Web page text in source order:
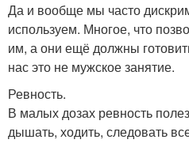
Да и вообще мы часто
используем. Многое, что
им, а они ещё должны
нас это не мужское занятие.
Ревность.
В малых дозах ревность
дышать, ходить, следовать